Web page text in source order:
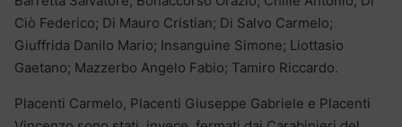
Ciò Federico; Di Mauro Cristian; Di Salvo Carmelo;
Giuffrida Danilo Mario; Insanguine Simone; Liottasio
Gaetano; Mazzerbo Angelo Fabio; Tamiro Riccardo.
Placenti Carmelo, Placenti Giuseppe Gabriele e Placenti